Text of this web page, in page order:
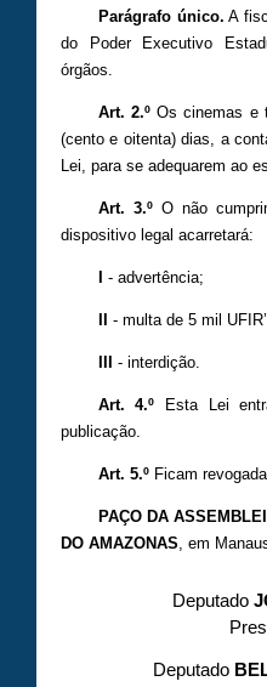
Parágrafo único. A
do Poder Executivo
órgãos.
Art. 2.ºOs cinemas e
(cento e oitenta) dias, a
Lei, para se adequarem ao
Art. 3.ºO não
dispositivo legal acarretará:
- advertência;
- multa de 5 mil
- interdição.
Art. 4.º Esta Lei
publicação.
Art. 5.ºFicam
PAÇO DA
DO AMAZONAS, em
Deputado
Deputado